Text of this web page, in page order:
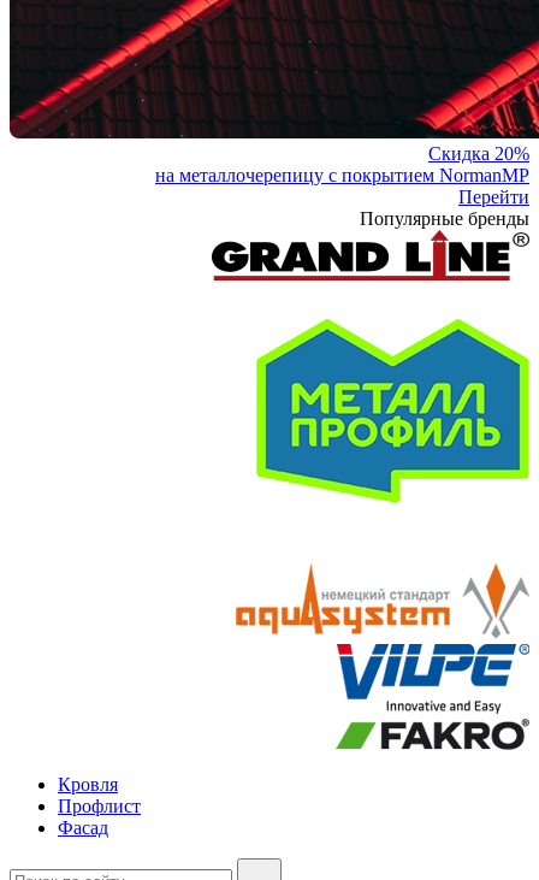
Скидка 20%
на металлочерепицу с покрытием NormanMP
Перейти
Популярные бренды
Кровля
Профлист
Фасад